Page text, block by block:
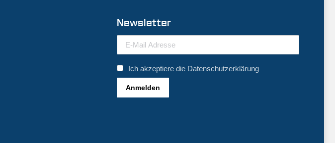
Newsletter
Ich akzeptiere die Datenschutzerklärung